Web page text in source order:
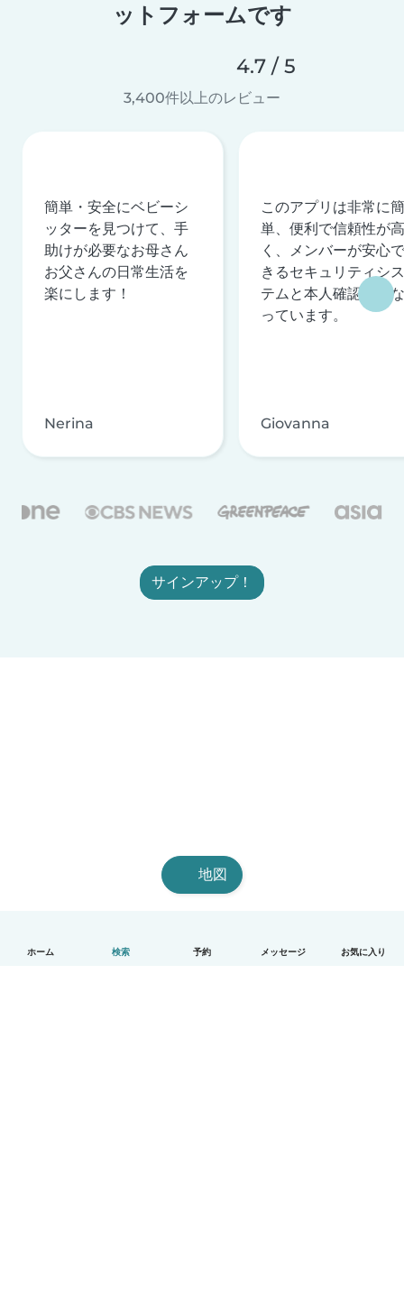
ホーム 検索 予約 メッセージ お気に入り
ットフォームです
4.7 / 5
3,400件以上のレビュー
簡単・安全にベビーシ
ッターを見つけて、手
助けが必要なお母さん
お父さんの日常生活を
楽にします！
Nerina
このアプリは非常に簡
単、便利で信頼性が高
く、メンバーが安心で
きるセキュリティシス
テムと本人確認を行な
っています。
Giovanna
サインアップ！
地図